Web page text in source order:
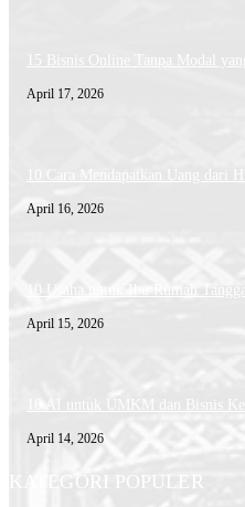
15 Bisnis Online Tanpa Modal
April 17, 2026
10 Cara Mendapatkan Uang dari
April 16, 2026
10 Usaha untuk Ibu Rumah
April 15, 2026
10 AI untuk UMKM dan Bisnis
April 14, 2026
KATEGORI POPULER